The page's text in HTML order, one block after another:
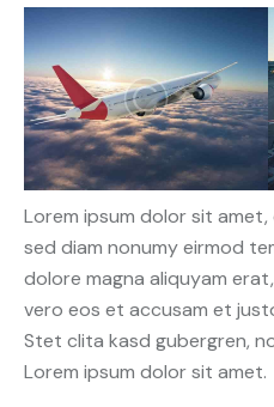
Lorem ipsum dolor sit
sed diam nonumy eirmod
dolore magna aliquyam
vero eos et accusam et
Stet clita kasd gubergren,
Lorem ipsum dolor sit amet.